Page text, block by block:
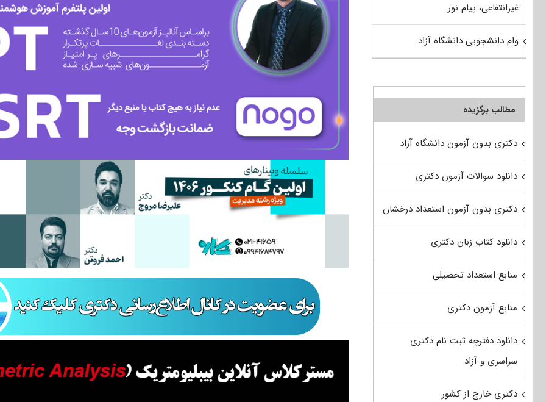
غیرانتفاعی، پیام نور
وام دانشجویی دانشگاه آزاد
مطالب برگزیده
دکتری بدون آزمون دانشگاه آزاد
دانلود سوالات آزمون دکتری
دکتری بدون آزمون استعداد درخشان
دانلود کتاب زبان دکتری
منابع استعداد تحصیلی
منابع آزمون دکتری
دانلود دفترچه ثبت نام دکتری
سراسری و آزاد
دکتری خارج از کشور